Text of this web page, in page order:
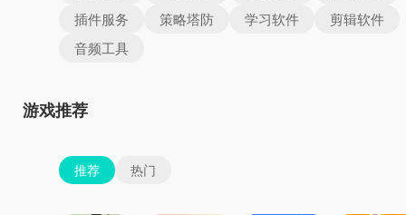
插件服务
策略塔防 学习软件
剪辑软件
音频工具
游戏推荐
推荐 热门